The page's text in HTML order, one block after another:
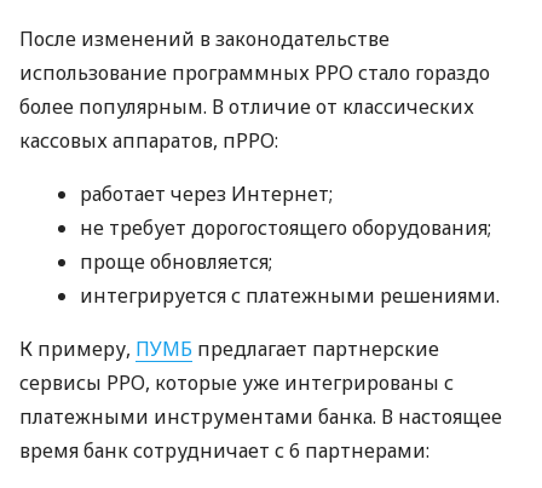
После изменений в законодательстве
использование программных РРО стало гораздо
более популярным. В отличие от классических
кассовых аппаратов, пРРО:
работает через Интернет;
не требует дорогостоящего оборудования;
проще обновляется;
интегрируется с платежными решениями.
К примеру, ПУМБ предлагает партнерские
сервисы РРО, которые уже интегрированы с
платежными инструментами банка. В настоящее
время банк сотрудничает с 6 партнерами: